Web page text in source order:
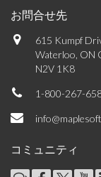
お問合せ先
615 Kumpf
Waterloo, ON
N2V 1K8
1-800-267-
コミュニティ